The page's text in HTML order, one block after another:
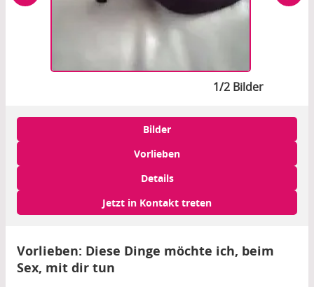
1/2 Bilder
Bilder
Vorlieben
Details
Jetzt in Kontakt treten
Vorlieben: Diese Dinge möchte ich, beim
Sex, mit dir tun